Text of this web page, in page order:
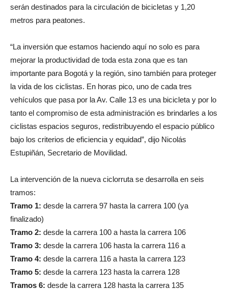
serán destinados para la circulación de bicicletas y 1,20
metros para peatones.
“La inversión que estamos haciendo aquí no solo es para
mejorar la productividad de toda esta zona que es tan
importante para Bogotá y la región, sino también para proteger
la vida de los ciclistas. En horas pico, uno de cada tres
vehículos que pasa por la Av. Calle 13 es una bicicleta y por lo
tanto el compromiso de esta administración es brindarles a los
ciclistas espacios seguros, redistribuyendo el espacio público
bajo los criterios de eficiencia y equidad”, dijo Nicolás
Estupiñán, Secretario de Movilidad.
La intervención de la nueva ciclorruta se desarrolla en seis
tramos:
Tramo 1: desde la carrera 97 hasta la carrera 100 (ya
finalizado)
Tramo 2: desde la carrera 100 a hasta la carrera 106
Tramo 3: desde la carrera 106 hasta la carrera 116 a
Tramo 4: desde la carrera 116 a hasta la carrera 123
Tramo 5: desde la carrera 123 hasta la carrera 128
Tramos 6: desde la carrera 128 hasta la carrera 135